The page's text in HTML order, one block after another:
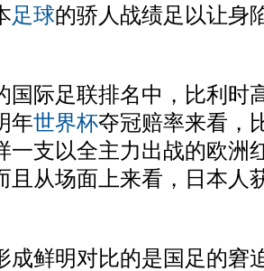
足球的骄人战绩足以让身
际足联排名中，比利时
年世界杯夺冠赔率来看，
一支以全主力出战的欧洲
且从场面上来看，日本人
鲜明对比的是国足的窘